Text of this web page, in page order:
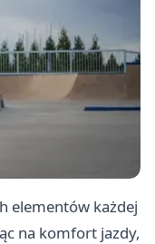
elementów każdej
na komfort jazdy,